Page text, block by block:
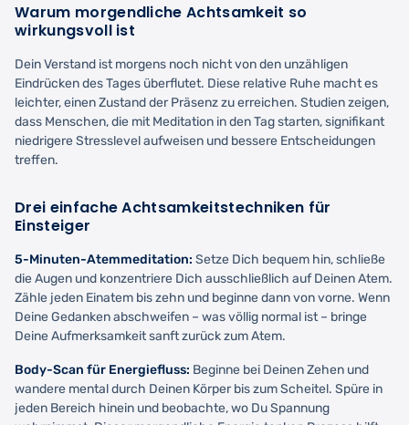
Warum morgendliche Achtsamkeit so
wirkungsvoll ist
Dein Verstand ist morgens noch nicht von den unzähligen
Eindrücken des Tages überflutet. Diese relative Ruhe macht es
leichter, einen Zustand der Präsenz zu erreichen. Studien zeigen,
dass Menschen, die mit Meditation in den Tag starten, signifikant
niedrigere Stresslevel aufweisen und bessere Entscheidungen
treffen.
Drei einfache Achtsamkeitstechniken für
Einsteiger
5-Minuten-Atemmeditation: Setze Dich bequem hin, schließe
die Augen und konzentriere Dich ausschließlich auf Deinen Atem.
Zähle jeden Einatem bis zehn und beginne dann von vorne. Wenn
Deine Gedanken abschweifen – was völlig normal ist – bringe
Deine Aufmerksamkeit sanft zurück zum Atem.
Body-Scan für Energiefluss: Beginne bei Deinen Zehen und
wandere mental durch Deinen Körper bis zum Scheitel. Spüre in
jeden Bereich hinein und beobachte, wo Du Spannung